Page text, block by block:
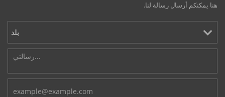
هنا يمكنكم أرسال رسالة لنا.